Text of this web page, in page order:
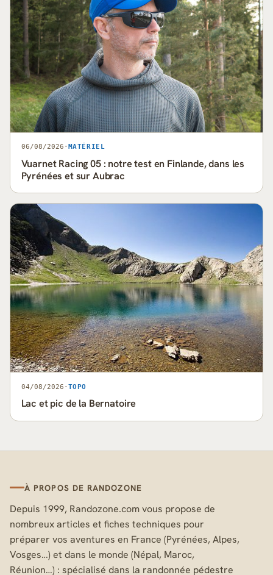
06/08/2026 · MATÉRIEL
Vuarnet Racing 05 : notre test en Finlande, dans les
Pyrénées et sur Aubrac
04/08/2026 · TOPO
Lac et pic de la Bernatoire
À PROPOS DE RANDOZONE
Depuis 1999, Randozone.com vous propose de
nombreux articles et fiches techniques pour
préparer vos aventures en France (Pyrénées, Alpes,
Vosges…) et dans le monde (Népal, Maroc,
Réunion…) : spécialisé dans la randonnée pédestre